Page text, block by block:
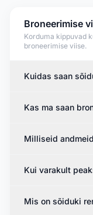
Broneerimise
Korduma kippuvad
broneerimise viise.
Kuidas saan
Kas ma saan
Milliseid
Kui varakult
Mis on sõiduki